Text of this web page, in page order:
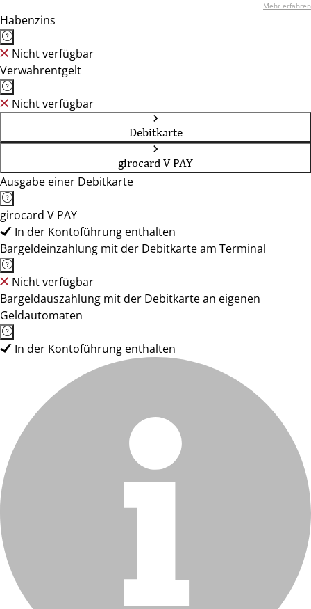
Mehr erfahren
Habenzins
Nicht verfügbar
Verwahrentgelt
Nicht verfügbar
Debitkarte
girocard V PAY
Ausgabe einer Debitkarte
girocard V PAY
In der Kontoführung enthalten
Bargeldeinzahlung mit der Debitkarte am Terminal
Nicht verfügbar
Bargeldauszahlung mit der Debitkarte an eigenen
Geldautomaten
In der Kontoführung enthalten